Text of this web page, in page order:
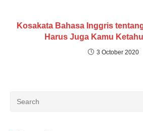
Kosakata Bahasa Inggris
Harus Juga Kamu
3 October 2020